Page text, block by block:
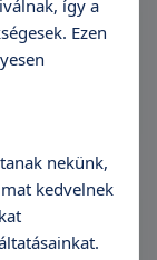
így a
Ezen
nekünk,
kedvelnek